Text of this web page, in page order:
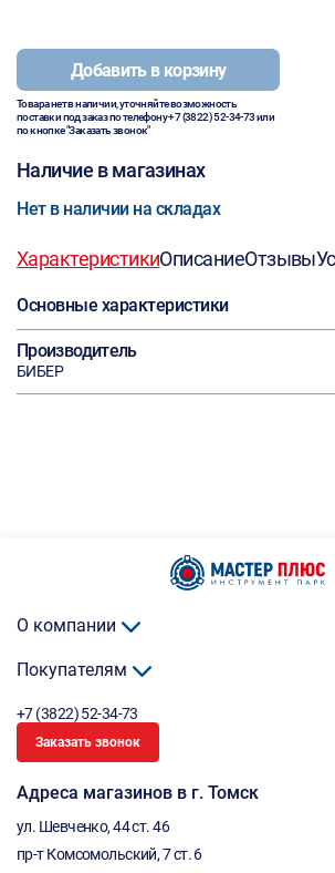
Добавить в корзину
Товара нет в наличии, уточняйте возможность
поставки под заказ по телефону+7 (3822) 52-34-73или
по кнопке "Заказать звонок"
Наличие в магазинах
Нет в наличии на складах
ХарактеристикиОписаниеОтзывы
Основные характеристики
Производитель
БИБЕР
О компании
Покупателям
+7 (3822) 52-34-73
Заказать звонок
Адреса магазинов в г. Томск
ул. Шевченко, 44 ст. 46
пр-т Комсомольский, 7 ст. 6